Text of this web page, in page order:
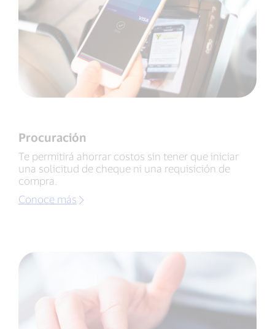
Procuración
Te permitirá ahorrar costos sin tener que iniciar
una solicitud de cheque ni una requisición de
compra.
Conoce más